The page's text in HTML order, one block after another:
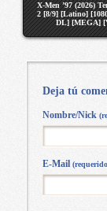
X-Men ’97 (2026)
2 [8/9] [Latino]
DL] [MEGA]
Deja tú
Nombre/Nick
E-Mail